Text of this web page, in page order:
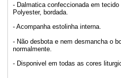
- Dalmatica confeccionada em
Polyester, bordada.
- Acompanha estolinha interna.
- Não desbota e nem desmancha o
normalmente.
- Disponivel em todas as cores